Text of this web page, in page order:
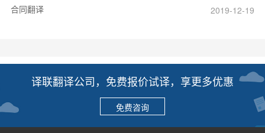
合同翻译
2019-12-19
译联翻译公司，免费报价试译，享更多优惠
免费咨询